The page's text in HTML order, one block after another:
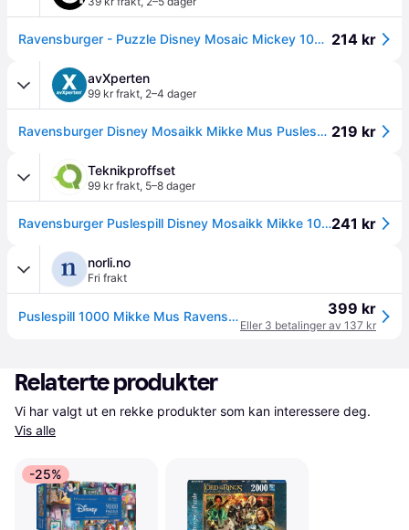
Ravensburger - Puzzle Disney Mosaic Mickey 1000p (12000496) 214 kr
avXperten
99 kr frakt, 2–4 dager
Ravensburger Disney Mosaikk Mikke Mus Puslespill - 1000 brikker 219 kr
Teknikproffset
99 kr frakt, 5–8 dager
Ravensburger Puslespill Disney Mosaikk Mikke 1000p (12000496)241 kr
norli.no
Fri frakt
Puslespill 1000 Mikke Mus Ravensburger 399 kr
Eller 3 betalinger av 137 kr
Relaterte produkter
Vis alle
-25%